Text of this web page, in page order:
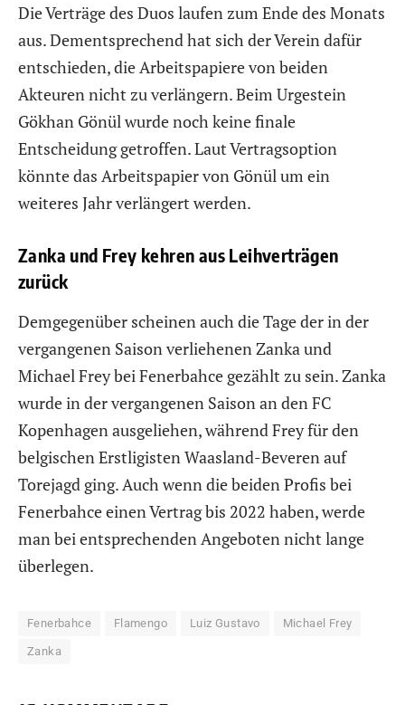
Die Verträge des Duos laufen zum Ende des Monats
aus. Dementsprechend hat sich der Verein dafür
entschieden, die Arbeitspapiere von beiden
Akteuren nicht zu verlängern. Beim Urgestein
Gökhan Gönül wurde noch keine finale
Entscheidung getroffen. Laut Vertragsoption
könnte das Arbeitspapier von Gönül um ein
weiteres Jahr verlängert werden.
Zanka und Frey kehren aus Leihverträgen
zurück
Demgegenüber scheinen auch die Tage der in der
vergangenen Saison verliehenen Zanka und
Michael Frey bei Fenerbahce gezählt zu sein. Zanka
wurde in der vergangenen Saison an den FC
Kopenhagen ausgeliehen, während Frey für den
belgischen Erstligisten Waasland-Beveren auf
Torejagd ging. Auch wenn die beiden Profis bei
Fenerbahce einen Vertrag bis 2022 haben, werde
man bei entsprechenden Angeboten nicht lange
überlegen.
Fenerbahce Flamengo Luiz Gustavo Michael Frey
Zanka